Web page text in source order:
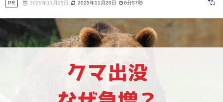
PR 2025年11月25日 2025年11月20日 6分57秒